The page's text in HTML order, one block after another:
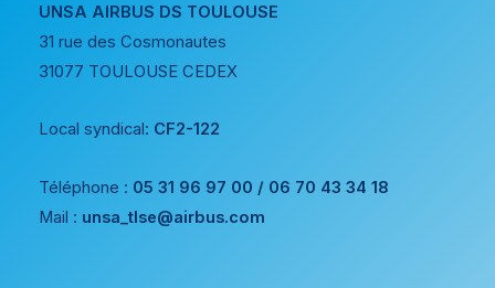
UNSA AIRBUS DS TOULOUSE
31 rue des Cosmonautes
31077 TOULOUSE CEDEX
Local syndical: CF2-122
Téléphone : 05 31 96 97 00 / 06 70 43 34 18
Mail : unsa_tlse@airbus.com